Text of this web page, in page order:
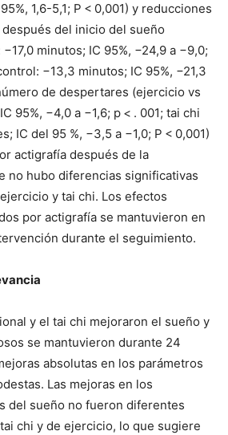
1,6-5,1; P < 0,001) y reducciones
del inicio del sueño
minutos; IC 95%, −24,9 a −9,0;
−13,3 minutos; IC 95%, −21,3
de despertares (ejercicio vs
95%, −4,0 a −1,6; p < . 001; tai chi
IC del 95 %, −3,5 a −1,0; P < 0,001)
actigrafía después de la
no hubo diferencias significativas
y tai chi. Los efectos
por actigrafía se mantuvieron en
durante el seguimiento.
y el tai chi mejoraron el sueño y
se mantuvieron durante 24
absolutas en los parámetros
Las mejoras en los
del sueño no fueron diferentes
chi y de ejercicio, lo que sugiere